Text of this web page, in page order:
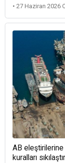
• 27 Haziran 2026
AB eleştirilerine
kuralları